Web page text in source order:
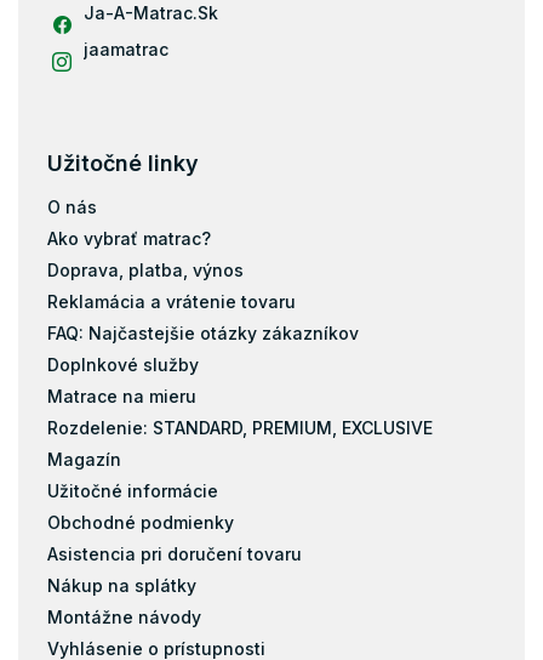
Ja-A-Matrac.Sk
jaamatrac
Užitočné linky
O nás
Ako vybrať matrac?
Doprava, platba, výnos
Reklamácia a vrátenie tovaru
FAQ: Najčastejšie otázky zákazníkov
Doplnkové služby
Matrace na mieru
Rozdelenie: STANDARD, PREMIUM, EXCLUSIVE
Magazín
Užitočné informácie
Obchodné podmienky
Asistencia pri doručení tovaru
Nákup na splátky
Montážne návody
Vyhlásenie o prístupnosti